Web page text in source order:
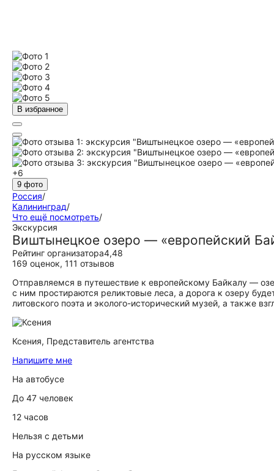
В избранное
+6
9 фото
Россия/
Калининград/
Что ещё посмотреть/
Экскурсия
Виштынецкое озеро — «европейский
Рейтинг организатора4,48
169 оценок, 111 отзывов
Отправляемся в путешествие к европейскому Байкалу —
с ним простираются реликтовые леса, а дорога к озеру
литовского поэта и эколого-исторический музей, а также
Ксения, Представитель агентства
Напишите мне
На автобусе
До 47 человек
12 часов
Нельзя с детьми
На русском языке